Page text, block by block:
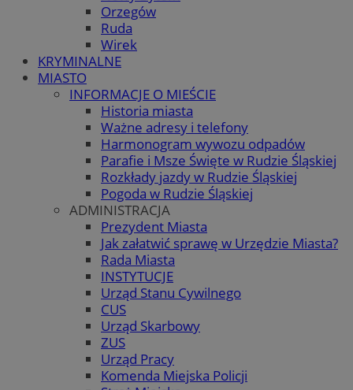
Orzegów
Ruda
Wirek
KRYMINALNE
MIASTO
INFORMACJE O MIEŚCIE
Historia miasta
Ważne adresy i telefony
Harmonogram wywozu odpadów
Parafie i Msze Święte w Rudzie Śląskiej
Rozkłady jazdy w Rudzie Śląskiej
Pogoda w Rudzie Śląskiej
ADMINISTRACJA
Prezydent Miasta
Jak załatwić sprawę w Urzędzie Miasta?
Rada Miasta
INSTYTUCJE
Urząd Stanu Cywilnego
CUS
Urząd Skarbowy
ZUS
Urząd Pracy
Komenda Miejska Policji